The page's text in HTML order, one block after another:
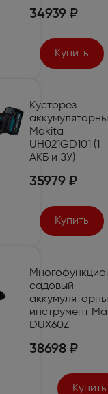
34939 ₽
Купить
Кусторез
Makita
UH021GD101 (1
АКБ и ЗУ)
35979 ₽
Купить
садовый
инструмент
DUX60Z
38698 ₽
Купить